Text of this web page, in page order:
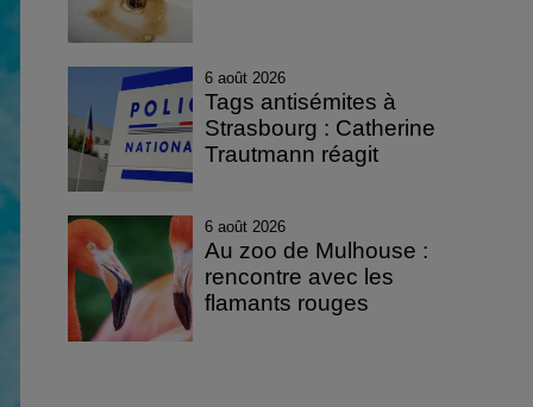
6 août 2026
Tags antisémites à
Strasbourg : Catherine
Trautmann réagit
6 août 2026
Au zoo de Mulhouse :
rencontre avec les
flamants rouges